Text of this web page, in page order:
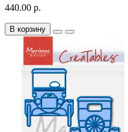
440.00 р.
В корзину